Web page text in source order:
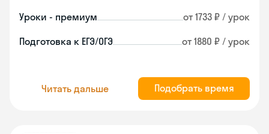
Уроки - премиум от 1733 ₽ / урок
Подготовка к ЕГЭ/ОГЭ от 1880 ₽ / урок
Читать дальше Подобрать время